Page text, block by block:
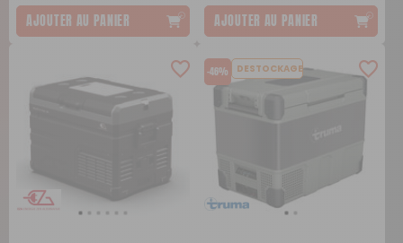
AJOUTER AU PANIER AJOUTER AU PANIER
-46% DESTOCKAGE